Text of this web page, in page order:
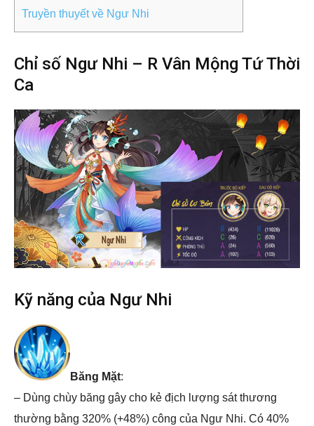
Truyền thuyết về Ngư Nhi
Chỉ số Ngư Nhi – R Vân Mộng Tứ Thời
Ca
Kỹ năng của Ngư Nhi
Băng Mặt:
– Dùng chùy băng gây cho kẻ địch lượng sát thương
thường bằng 320% (+48%) công của Ngư Nhi. Có 40%